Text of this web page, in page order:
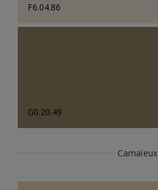
F6.04.86
G0.20.49
Camaïeux